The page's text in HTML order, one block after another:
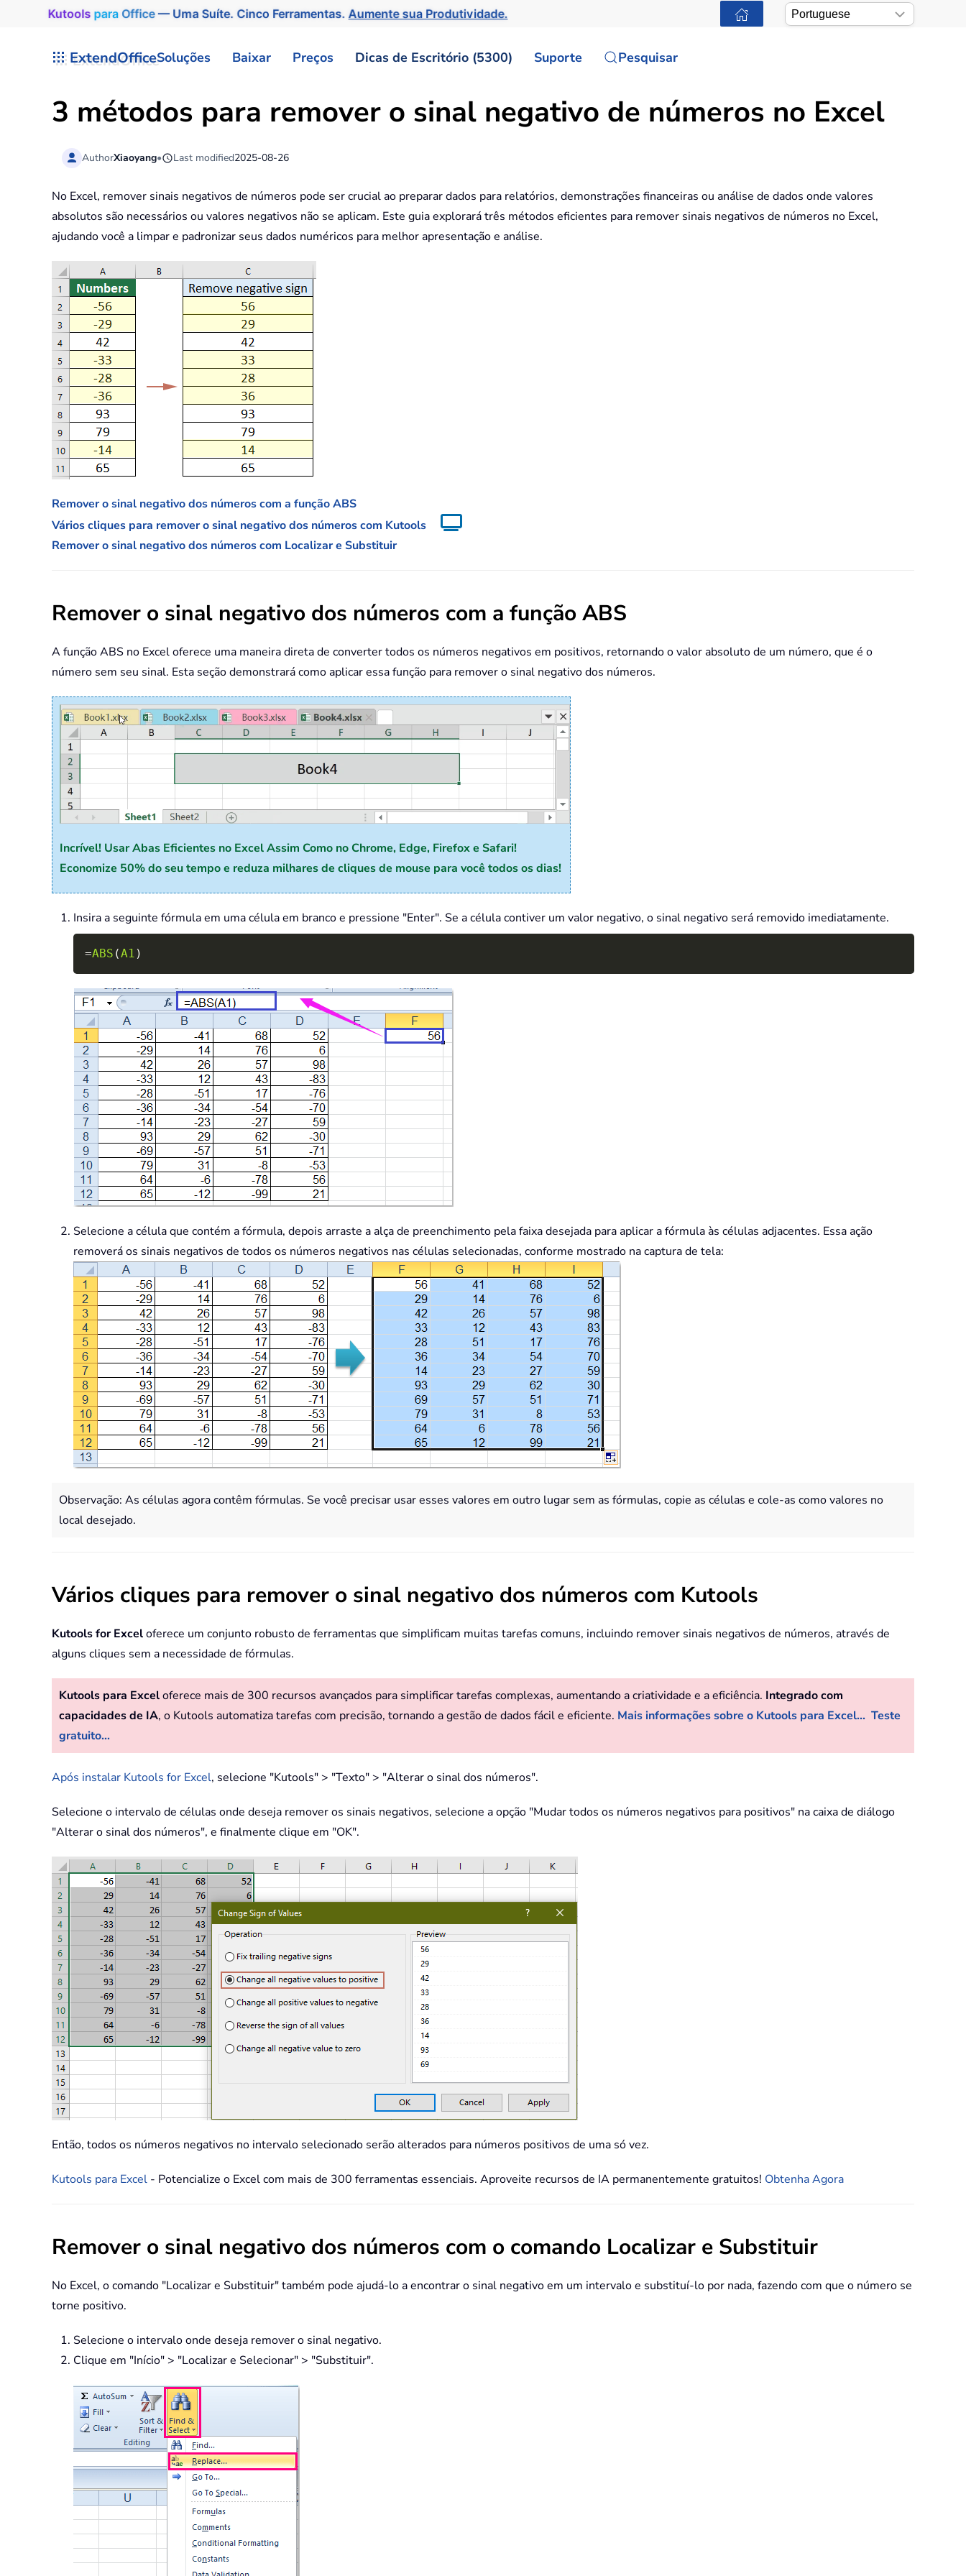
Kutools para Office— Uma Suíte. Cinco Ferramentas.Aumente sua Produtividade.
ExtendOfficeSoluções Baixar Preços Dicas de Escritório (5300) Suporte Pesquisar
3 métodos para remover o sinal negativo de números no Excel
AuthorXiaoyang• Last modified2025-08-26
No Excel, remover sinais negativos de números pode ser crucial ao preparar dados para relatórios, demonstrações financeiras ou análise de dados onde valores
absolutos são necessários ou valores negativos não se aplicam. Este guia explorará três métodos eficientes para remover sinais negativos de números no Excel,
ajudando você a limpar e padronizar seus dados numéricos para melhor apresentação e análise.
Remover o sinal negativo dos números com a função ABS
Vários cliques para remover o sinal negativo dos números com Kutools
Remover o sinal negativo dos números com Localizar e Substituir
Remover o sinal negativo dos números com a função ABS
A função ABS no Excel oferece uma maneira direta de converter todos os números negativos em positivos, retornando o valor absoluto de um número, que é o
número sem seu sinal. Esta seção demonstrará como aplicar essa função para remover o sinal negativo dos números.
Incrível! Usar Abas Eficientes no Excel Assim Como no Chrome, Edge, Firefox e Safari!
Economize 50% do seu tempo e reduza milhares de cliques de mouse para você todos os dias!
Insira a seguinte fórmula em uma célula em branco e pressione "Enter". Se a célula contiver um valor negativo, o sinal negativo será removido imediatamente.
=ABS (A1 )
Selecione a célula que contém a fórmula, depois arraste a alça de preenchimento pela faixa desejada para aplicar a fórmula às células adjacentes. Essa ação
removerá os sinais negativos de todos os números negativos nas células selecionadas, conforme mostrado na captura de tela:
Observação: As células agora contêm fórmulas. Se você precisar usar esses valores em outro lugar sem as fórmulas, copie as células e cole-as como valores no
local desejado.
Vários cliques para remover o sinal negativo dos números com Kutools
Kutools for Exceloferece um conjunto robusto de ferramentas que simplificam muitas tarefas comuns, incluindo remover sinais negativos de números, através de
alguns cliques sem a necessidade de fórmulas.
Kutools para Exceloferece mais de 300 recursos avançados para simplificar tarefas complexas, aumentando a criatividade e a eficiência. Integrado com
capacidades de IA, o Kutools automatiza tarefas com precisão, tornando a gestão de dados fácil e eficiente. Mais informações sobre o Kutools para Excel... Teste
gratuito...
Após instalar Kutools for Excel, selecione "Kutools" > "Texto" > "Alterar o sinal dos números".
Selecione o intervalo de células onde deseja remover os sinais negativos, selecione a opção "Mudar todos os números negativos para positivos" na caixa de diálogo
"Alterar o sinal dos números", e finalmente clique em "OK".
Então, todos os números negativos no intervalo selecionado serão alterados para números positivos de uma só vez.
Kutools para Excel - Potencialize o Excel com mais de 300 ferramentas essenciais. Aproveite recursos de IA permanentemente gratuitos! Obtenha Agora
Remover o sinal negativo dos números com o comando Localizar e Substituir
No Excel, o comando "Localizar e Substituir" também pode ajudá-lo a encontrar o sinal negativo em um intervalo e substituí-lo por nada, fazendo com que o número se
torne positivo.
Selecione o intervalo onde deseja remover o sinal negativo.
Clique em "Início" > "Localizar e Selecionar" > "Substituir".